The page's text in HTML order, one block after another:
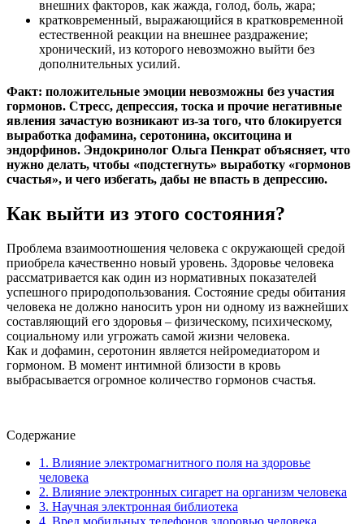
внешних факторов, как жажда, голод, боль, жара;
кратковременный, выражающийся в кратковременной
естественной реакции на внешнее раздражение;
хронический, из которого невозможно выйти без
дополнительных усилий.
Факт: положительные эмоции невозможны без участия
гормонов. Стресс, депрессия, тоска и прочие негативные
явления зачастую возникают из-за того, что блокируется
выработка дофамина, серотонина, окситоцина и
эндорфинов. Эндокринолог Ольга Пенкрат объясняет, что
нужно делать, чтобы «подстегнуть» выработку «гормонов
счастья», и чего избегать, дабы не впасть в депрессию.
Как выйти из этого состояния?
Проблема взаимоотношения человека с окружающей средой
приобрела качественно новый уровень. Здоровье человека
рассматривается как один из нормативных показателей
успешного природопользования. Состояние среды обитания
человека не должно наносить урон ни одному из важнейших
составляющий его здоровья – физическому, психическому,
социальному или угрожать самой жизни человека.
Как и дофамин, серотонин является нейромедиатором и
гормоном. В момент интимной близости в кровь
выбрасывается огромное количество гормонов счастья.
Содержание
1. Влияние электромагнитного поля на здоровье
человека
2. Влияние электронных сигарет на организм человека
3. Научная электронная библиотека
4. Вред мобильных телефонов здоровью человека